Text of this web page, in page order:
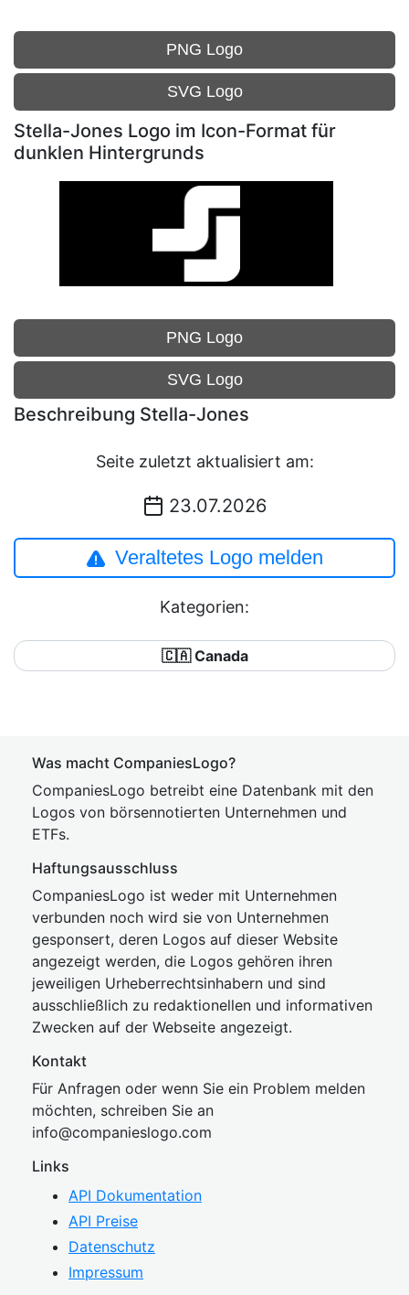
PNG Logo
SVG Logo
Stella-Jones Logo im Icon-Format für
dunklen Hintergrunds
PNG Logo
SVG Logo
Beschreibung Stella-Jones
Seite zuletzt aktualisiert am:
23.07.2026
Veraltetes Logo melden
Kategorien:
🇨🇦 Canada
Was macht CompaniesLogo?
CompaniesLogo betreibt eine Datenbank mit den
Logos von börsennotierten Unternehmen und
ETFs.
Haftungsausschluss
CompaniesLogo ist weder mit Unternehmen
verbunden noch wird sie von Unternehmen
gesponsert, deren Logos auf dieser Website
angezeigt werden, die Logos gehören ihren
jeweiligen Urheberrechtsinhabern und sind
ausschließlich zu redaktionellen und informativen
Zwecken auf der Webseite angezeigt.
Kontakt
Für Anfragen oder wenn Sie ein Problem melden
möchten, schreiben Sie an
info@companieslogo.com
Links
API Dokumentation
API Preise
Datenschutz
Impressum